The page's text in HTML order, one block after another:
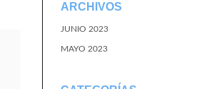
ARCHIVOS
JUNIO 2023
MAYO 2023